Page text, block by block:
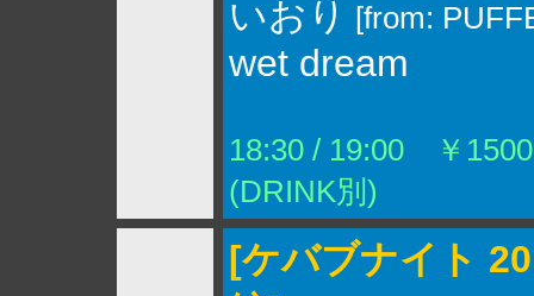
いおり
[from:
wet dream
18:30 / 19:00 ￥
(DRINK別)
[ケバブナイト